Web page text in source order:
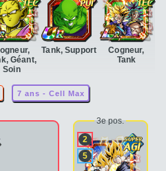
Géant,
Soin
Tank, Support
Cogneur,
Tank
7 ans - Cell Max
3e pos.
2
5